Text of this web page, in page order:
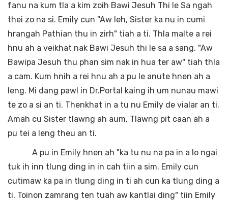
fanu na kum tla a kim zoih Bawi Jesuh Thi le Sa ngah
thei zo na si. Emily cun "Aw leh, Sister ka nu in cumi
hrangah Pathian thu in zirh" tiah a ti. Thla malte a rei
hnu ah a veikhat nak Bawi Jesuh thi le sa a sang. "Aw
Bawipa Jesuh thu phan sim nak in hua ter aw" tiah thla
a cam. Kum hnih a rei hnu ah a pu le anute hnen ah a
leng. Mi dang pawl in Dr.Portal kaing ih um nunau mawi
te zo a si an ti. Thenkhat in a tu nu Emily de vialar an ti.
Amah cu Sister tlawng ah aum. Tlawng pit caan ah a
pu tei a leng theu an ti.
A pu in Emily hnen ah "ka tu nu na pa in a lo ngai
tuk ih inn tlung ding in in cah tiin a sim. Emily cun
cutimaw ka pa in tlung ding in ti ah cun ka tlung ding a
ti. Toinon zamrang ten tuah aw kantlai ding" tiin Emily